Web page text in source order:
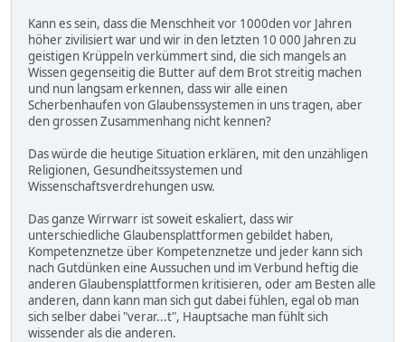
Kann es sein, dass die Menschheit vor 1000den vor Jahren
höher zivilisiert war und wir in den letzten 10 000 Jahren zu
geistigen Krüppeln verkümmert sind, die sich mangels an
Wissen gegenseitig die Butter auf dem Brot streitig machen
und nun langsam erkennen, dass wir alle einen
Scherbenhaufen von Glaubenssystemen in uns tragen, aber
den grossen Zusammenhang nicht kennen?
Das würde die heutige Situation erklären, mit den unzähligen
Religionen, Gesundheitssystemen und
Wissenschaftsverdrehungen usw.
Das ganze Wirrwarr ist soweit eskaliert, dass wir
unterschiedliche Glaubensplattformen gebildet haben,
Kompetenznetze über Kompetenznetze und jeder kann sich
nach Gutdünken eine Aussuchen und im Verbund heftig die
anderen Glaubensplattformen kritisieren, oder am Besten alle
anderen, dann kann man sich gut dabei fühlen, egal ob man
sich selber dabei "verar...t", Hauptsache man fühlt sich
wissender als die anderen.